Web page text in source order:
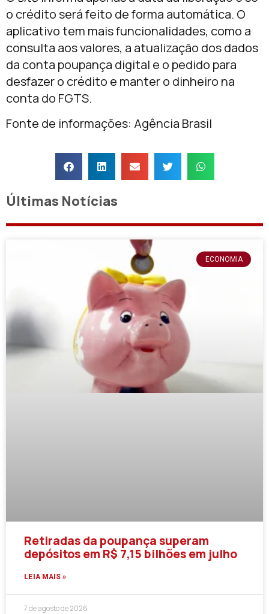
o crédito será feito de forma automática. O
aplicativo tem mais funcionalidades, como a
consulta aos valores, a atualização dos dados
da conta poupança digital e o pedido para
desfazer o crédito e manter o dinheiro na
conta do FGTS.
Fonte de informações: Agência Brasil
Últimas Notícias
ECONOMIA
Retiradas da poupança superam
depósitos em R$ 7,15 bilhões em julho
LEIA MAIS »
7 de agosto de 2026